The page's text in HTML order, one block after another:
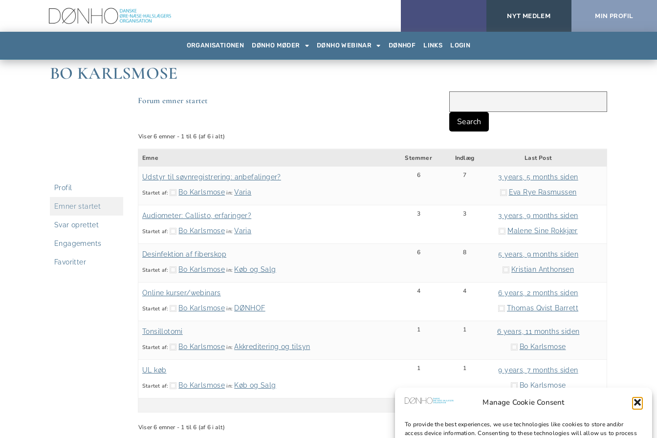
Manage Cookie Consent
To provide the best experiences, we use technologies like cookies to store and/or
access device information. Consenting to these technologies will allow us to process
NYT MEDLEM MIN PROFIL
ORGANISATIONEN DØNHO MØDER DØNHO WEBINAR DØNHOF LINKS LOGIN
BO KARLSMOSE
Profil
Emner startet
Svar oprettet
Engagements
Favoritter
Forum emner startet
Viser 6 emner - 1 til 6 (af 6 i alt)
Emne Stemmer Indlæg Last Post
Udstyr til søvnregistrering: anbefalinger?
Startet af: Bo Karlsmose in: Varia
6 7
3 years, 5 months siden
Eva Rye Rasmussen
Audiometer: Callisto, erfaringer?
Startet af: Bo Karlsmose in: Varia
3 3
3 years, 9 months siden
Malene Sine Rokkjær
Desinfektion af fiberskop
Startet af: Bo Karlsmose in: Køb og Salg
6 8
5 years, 9 months siden
Kristian Anthonsen
Online kurser/webinars
Startet af: Bo Karlsmose in: DØNHOF
4 4
6 years, 2 months siden
Thomas Qvist Barrett
Tonsillotomi
Startet af: Bo Karlsmose in:Akkreditering og tilsyn
1 1
6 years, 11 months siden
Bo Karlsmose
UL køb
Startet af: Bo Karlsmose in: Køb og Salg
1 1
9 years, 7 months siden
Bo Karlsmose
Viser 6 emner - 1 til 6 (af 6 i alt)